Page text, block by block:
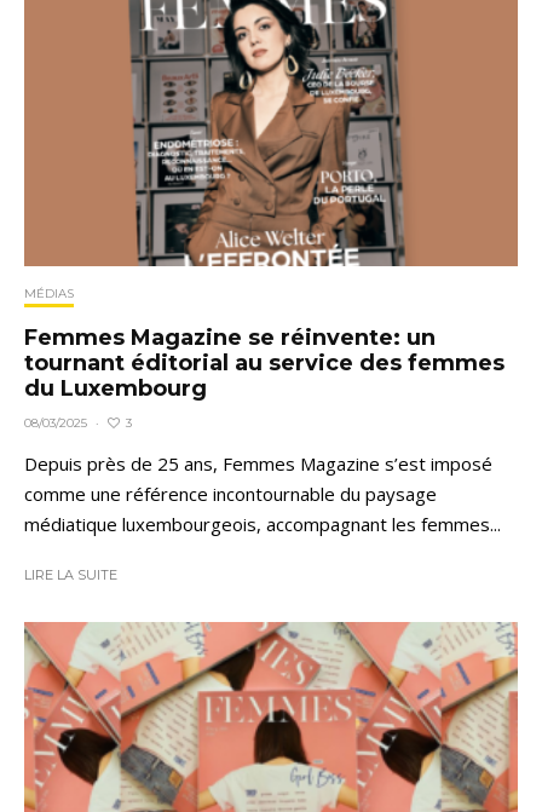
MÉDIAS
Femmes Magazine se réinvente: un
tournant éditorial au service des femmes
du Luxembourg
08/03/2025 · 3
Depuis près de 25 ans, Femmes Magazine s’est imposé
comme une référence incontournable du paysage
médiatique luxembourgeois, accompagnant les femmes...
LIRE LA SUITE